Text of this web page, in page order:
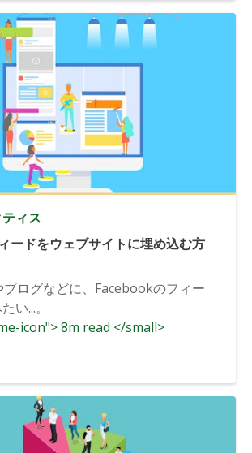
ィス
ードをウェブサイトに埋め込む方
ログなどに、Facebookのフィー
い...。
icon"> 8m read </small>